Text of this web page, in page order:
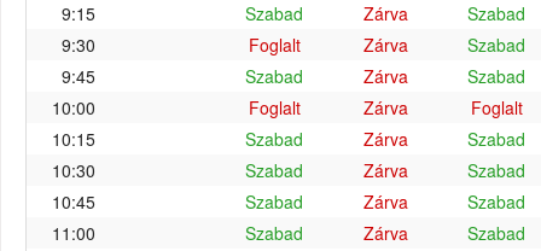
9:15
Szabad Zárva
Szabad
9:30
Foglalt Zárva
Szabad
9:45
Szabad Zárva
Szabad
10:00
Foglalt Zárva
Foglalt
10:15
Szabad Zárva
Szabad
10:30
Szabad Zárva
Szabad
10:45
Szabad Zárva
Szabad
11:00
Szabad Zárva
Szabad